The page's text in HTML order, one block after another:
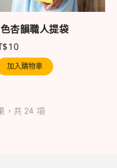
杏韻職人提袋
10
加入購物車
，共 24 項